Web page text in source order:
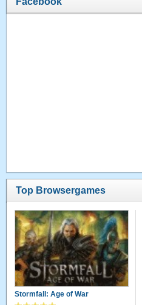
Top Browsergames
Stormfall: Age of War